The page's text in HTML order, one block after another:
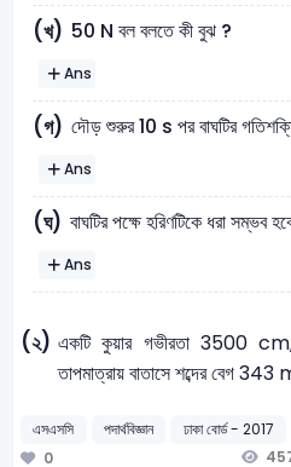
(খ) 50 N বল বলতে কী বুঝ ?
Ans
(গ) দৌড় শুরুর 10 s পর বাঘটির
Ans
(ঘ) বাঘটির পক্ষে হরিণটিকে ধরা সম্ভব
Ans
(২) একটি কুয়ার গভীরতা 3500
তাপমাত্রায় বাতাসে শব্দের বেগ
এসএসসি পদার্থবিজ্ঞান ঢাকা বোর্ড - 2017
0